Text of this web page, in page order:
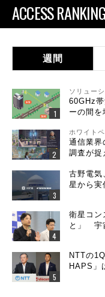
ACCESS RANKING
週間
ソリュー
60GHz
ーの間を
ホワイト
通信業
調査が捉
古野電
星から実
衛星コン
と」 宇
NTTの
HAPS」